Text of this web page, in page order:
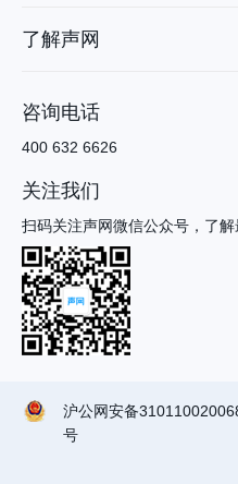
了解声网
咨询电话
400 632 6626
关注我们
扫码关注声网微信公众号，了
沪公网安备
号